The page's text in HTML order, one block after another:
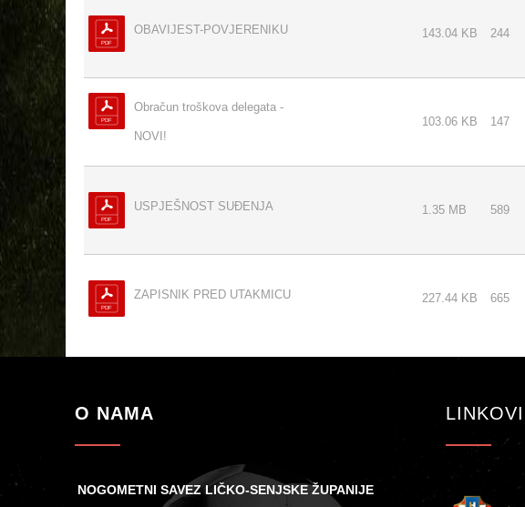
OBAVIJEST-POVJERENIKU 143.04 KB 244
Obračun troškova delegata -
NOVI!
103.06 KB 147
USPJEŠNOST SUĐENJA 1.35 MB 589
ZAPISNIK PRED UTAKMICU 227.44 KB 665
O NAMA
NOGOMETNI SAVEZ LIČKO-SENJSKE ŽUPANIJE
LINKOVI